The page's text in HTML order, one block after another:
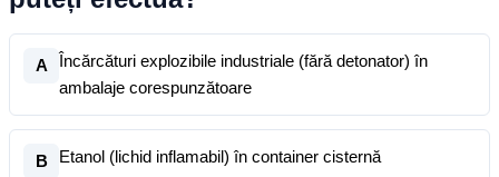
A
Încărcături explozibile industriale (fără detonator) în
ambalaje corespunzătoare
B Etanol (lichid inflamabil) în container cisternă